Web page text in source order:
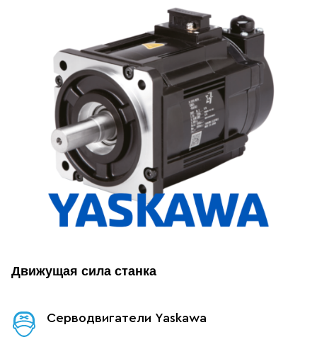
Движущая сила станка
Серводвигатели Yaskawa